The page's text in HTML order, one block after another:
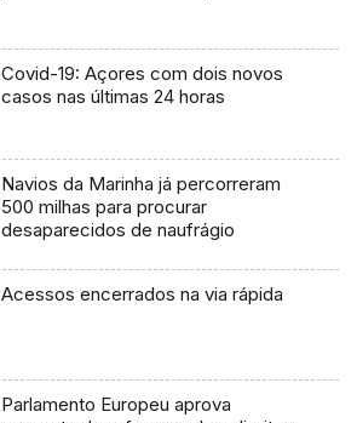
Covid-19: Açores com dois novos
casos nas últimas 24 horas
Navios da Marinha já percorreram
500 milhas para procurar
desaparecidos de naufrágio
Acessos encerrados na via rápida
Parlamento Europeu aprova